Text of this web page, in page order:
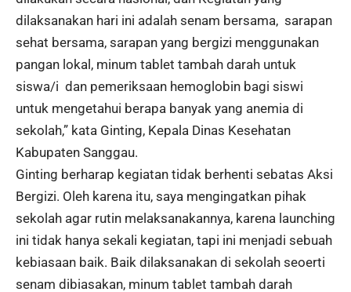
dilaksanakan hari ini adalah senam bersama, sarapan
sehat bersama, sarapan yang bergizi menggunakan
pangan lokal, minum tablet tambah darah untuk
siswa/i dan pemeriksaan hemoglobin bagi siswi
untuk mengetahui berapa banyak yang anemia di
sekolah,” kata Ginting, Kepala Dinas Kesehatan
Kabupaten Sanggau.
Ginting berharap kegiatan tidak berhenti sebatas Aksi
Bergizi. Oleh karena itu, saya mengingatkan pihak
sekolah agar rutin melaksanakannya, karena launching
ini tidak hanya sekali kegiatan, tapi ini menjadi sebuah
kebiasaan baik. Baik dilaksanakan di sekolah seoerti
senam dibiasakan, minum tablet tambah darah